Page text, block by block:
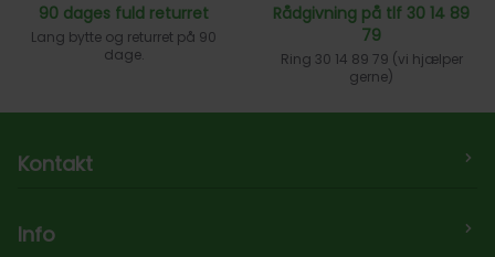
90 dages fuld returret
Lang bytte og returret på 90
dage.
Rådgivning på tlf 30 14 89
79
Ring 30 14 89 79 (vi hjælper
gerne)
Kontakt
Info